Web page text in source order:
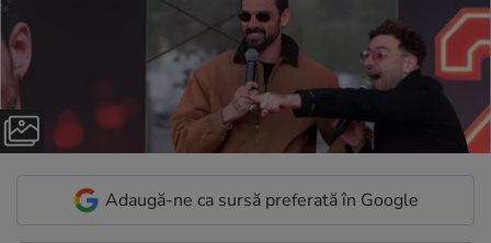
Adaugă-ne ca sursă preferată în Google